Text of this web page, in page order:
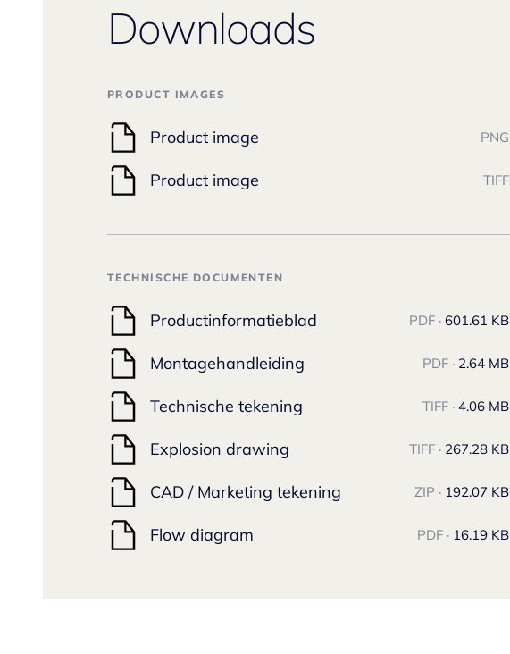
Downloads
PRODUCT IMAGES
Product image PNG
Product image TIFF
TECHNISCHE DOCUMENTEN
Productinformatieblad PDF · 601.61 KB
Montagehandleiding PDF · 2.64 MB
Technische tekening TIFF · 4.06 MB
Explosion drawing TIFF · 267.28 KB
CAD / Marketing tekening ZIP · 192.07 KB
Flow diagram PDF · 16.19 KB